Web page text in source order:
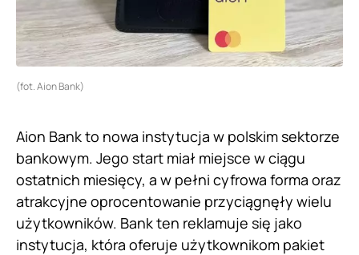
(fot. Aion Bank)
Aion Bank to nowa instytucja w polskim sektorze
bankowym. Jego start miał miejsce w ciągu
ostatnich miesięcy, a w pełni cyfrowa forma oraz
atrakcyjne oprocentowanie przyciągnęły wielu
użytkowników. Bank ten reklamuje się jako
instytucja, która oferuje użytkownikom pakiet